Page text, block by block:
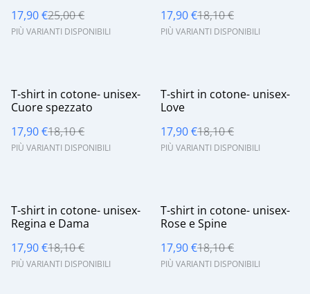
Già Impegnato" - 160 gsm
cotone
17,90 €25,00 €
PIÙ VARIANTI DISPONIBILI
17,90 €18,10 €
PIÙ VARIANTI DISPONIBILI
%
T-shirt in cotone- unisex-
Cuore spezzato
17,90 €18,10 €
PIÙ VARIANTI DISPONIBILI
%
T-shirt in cotone- unisex-
Love
17,90 €18,10 €
PIÙ VARIANTI DISPONIBILI
%
T-shirt in cotone- unisex-
Regina e Dama
17,90 €18,10 €
PIÙ VARIANTI DISPONIBILI
%
T-shirt in cotone- unisex-
Rose e Spine
17,90 €18,10 €
PIÙ VARIANTI DISPONIBILI